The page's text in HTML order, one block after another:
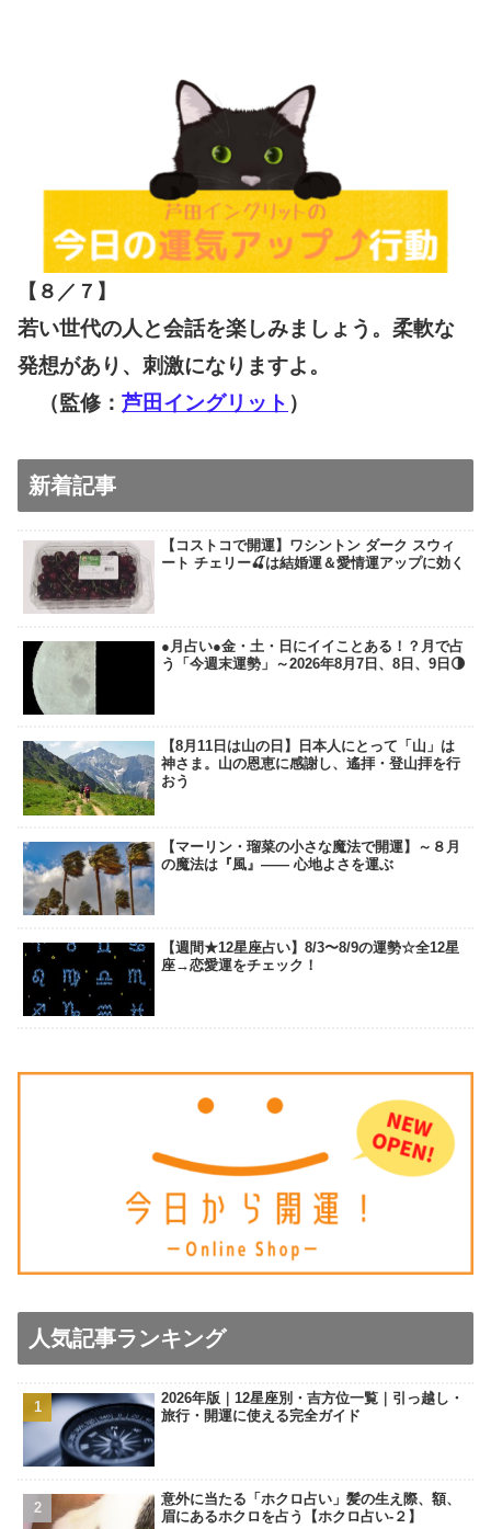
【８／７ 】
若い世代の人と会話を楽しみましょう。柔軟な
発想があり、刺激になりますよ。
（監修： 芦田イングリット ）
新着記事
【コストコで開運】ワシントン ダーク スウィ
ート チェリー🍒は結婚運＆愛情運アップに効く
●月占い●金・土・日にイイことある！？月で占
う「今週末運勢」～2026年8月7日、8日、9日🌗
【8月11日は山の日】日本人にとって「山」は
神さま。山の恩恵に感謝し、遙拝・登山拝を行
おう
【マーリン・瑠菜の小さな魔法で開運】～８月
の魔法は『風』―― 心地よさを運ぶ
【週間★12星座占い】8/3〜8/9の運勢☆全12星
座→恋愛運をチェック！
人気記事ランキング
2026年版｜12星座別・吉方位一覧｜引っ越し・
旅行・開運に使える完全ガイド
意外に当たる「ホクロ占い」髪の生え際、額、
眉にあるホクロを占う【ホクロ占い‐２】